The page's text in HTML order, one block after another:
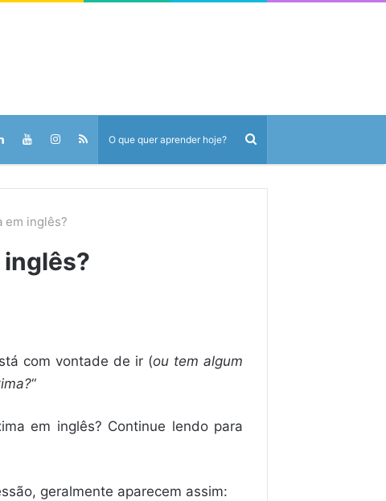
em inglês?
inglês?
com vontade de ir (ou tem algum
“
em inglês? Continue lendo para
geralmente aparecem assim: